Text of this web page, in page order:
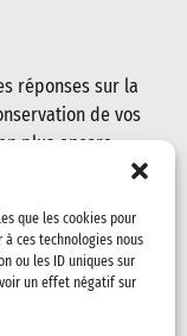
que les cookies pour
ces technologies nous
ou les ID uniques sur
un effet négatif sur
réponses sur la
de vos
plus encore.